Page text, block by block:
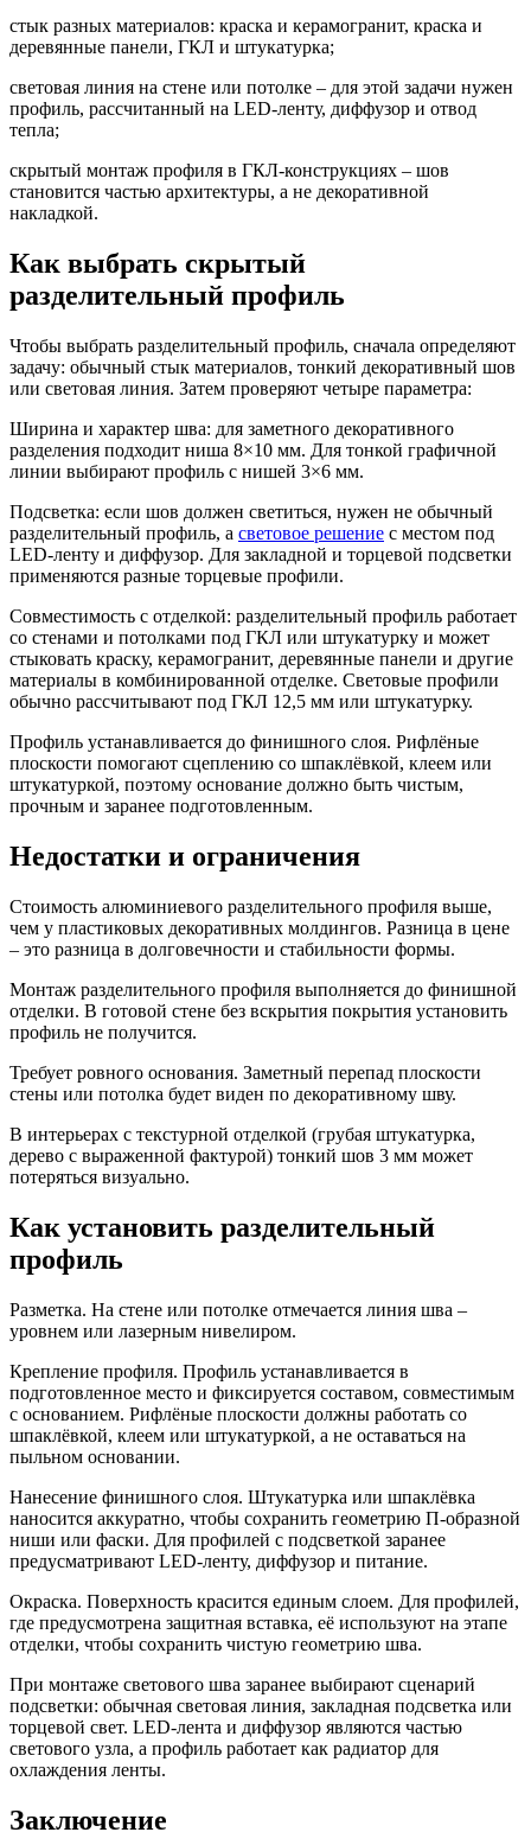
стык разных материалов: краска и керамогранит, краска и
деревянные панели, ГКЛ и штукатурка;
световая линия на стене или потолке – для этой задачи нужен
профиль, рассчитанный на LED-ленту, диффузор и отвод
тепла;
скрытый монтаж профиля в ГКЛ-конструкциях – шов
становится частью архитектуры, а не декоративной
накладкой.
Как выбрать скрытый
разделительный профиль
Чтобы выбрать разделительный профиль, сначала определяют
задачу: обычный стык материалов, тонкий декоративный шов
или световая линия. Затем проверяют четыре параметра:
Ширина и характер шва: для заметного декоративного
разделения подходит ниша 8×10 мм. Для тонкой графичной
линии выбирают профиль с нишей 3×6 мм.
Подсветка: если шов должен светиться, нужен не обычный
разделительный профиль, а световое решение с местом под
LED-ленту и диффузор. Для закладной и торцевой подсветки
применяются разные торцевые профили.
Совместимость с отделкой: разделительный профиль работает
со стенами и потолками под ГКЛ или штукатурку и может
стыковать краску, керамогранит, деревянные панели и другие
материалы в комбинированной отделке. Световые профили
обычно рассчитывают под ГКЛ 12,5 мм или штукатурку.
Профиль устанавливается до финишного слоя. Рифлёные
плоскости помогают сцеплению со шпаклёвкой, клеем или
штукатуркой, поэтому основание должно быть чистым,
прочным и заранее подготовленным.
Недостатки и ограничения
Стоимость алюминиевого разделительного профиля выше,
чем у пластиковых декоративных молдингов. Разница в цене
– это разница в долговечности и стабильности формы.
Монтаж разделительного профиля выполняется до финишной
отделки. В готовой стене без вскрытия покрытия установить
профиль не получится.
Требует ровного основания. Заметный перепад плоскости
стены или потолка будет виден по декоративному шву.
В интерьерах с текстурной отделкой (грубая штукатурка,
дерево с выраженной фактурой) тонкий шов 3 мм может
потеряться визуально.
Как установить разделительный
профиль
Разметка. На стене или потолке отмечается линия шва –
уровнем или лазерным нивелиром.
Крепление профиля. Профиль устанавливается в
подготовленное место и фиксируется составом, совместимым
с основанием. Рифлёные плоскости должны работать со
шпаклёвкой, клеем или штукатуркой, а не оставаться на
пыльном основании.
Нанесение финишного слоя. Штукатурка или шпаклёвка
наносится аккуратно, чтобы сохранить геометрию П-образной
ниши или фаски. Для профилей с подсветкой заранее
предусматривают LED-ленту, диффузор и питание.
Окраска. Поверхность красится единым слоем. Для профилей,
где предусмотрена защитная вставка, её используют на этапе
отделки, чтобы сохранить чистую геометрию шва.
При монтаже светового шва заранее выбирают сценарий
подсветки: обычная световая линия, закладная подсветка или
торцевой свет. LED-лента и диффузор являются частью
светового узла, а профиль работает как радиатор для
охлаждения ленты.
Заключение